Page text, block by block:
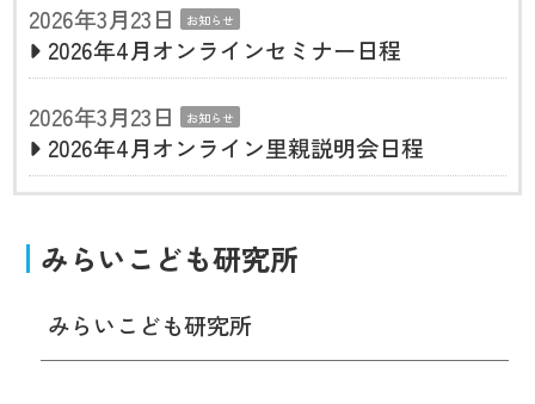
2026年3月23日
お知らせ
2026年4月オンラインセミナー日程
2026年3月23日
お知らせ
2026年4月オンライン里親説明会日程
みらいこども研究所
みらいこども研究所